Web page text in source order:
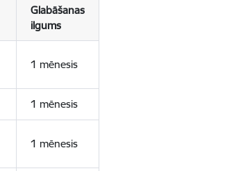
Glabāšanas
ilgums
1 mēnesis
1 mēnesis
1 mēnesis